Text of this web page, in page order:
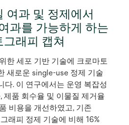
여과 및 정제에서
과를 가능하게 하는
래피 캡쳐
한 세포 기반 기술에 크로마토
새로운 single-use 정제 기술
다. 이 연구에서는 운영 복잡성
제품 회수율 및 이물질 제거율
비용을 개선하였고, 기존
래피 정제 기술에 비해 16%